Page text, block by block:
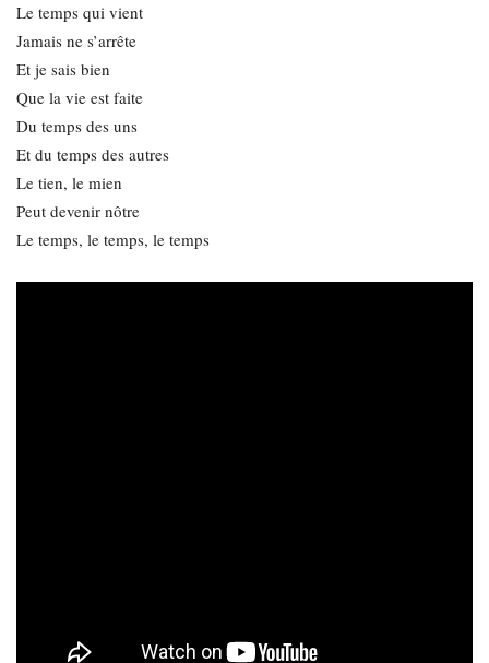
Le temps qui vient
Jamais ne s’arrête
Et je sais bien
Que la vie est faite
Du temps des uns
Et du temps des autres
Le tien, le mien
Peut devenir nôtre
Le temps, le temps, le temps